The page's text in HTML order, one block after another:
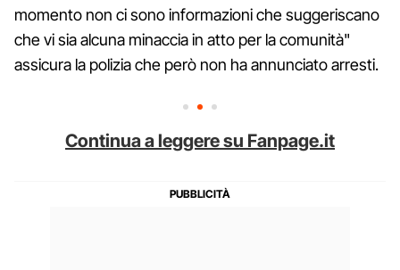
momento non ci sono informazioni che suggeriscano
che vi sia alcuna minaccia in atto per la comunità"
assicura la polizia che però non ha annunciato arresti.
Continua a leggere su Fanpage.it